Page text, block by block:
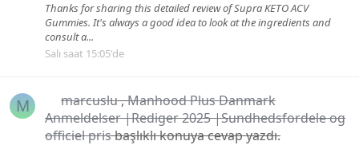
Thanks for sharing this detailed review of Supra KETO ACV
Gummies. It's always a good idea to look at the ingredients and
consult a...
Salı saat 15:05'de
M marcuslu,Manhood Plus Danmark
Anmeldelser |Rediger 2025 |Sundhedsfordele og
officiel prisbaşlıklı konuya cevap yazdı.